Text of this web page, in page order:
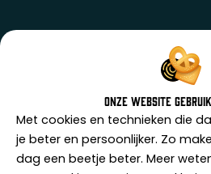
Onze website
Met cookies en technieken die
je beter en persoonlijker. Zo
dag een beetje beter. Meer